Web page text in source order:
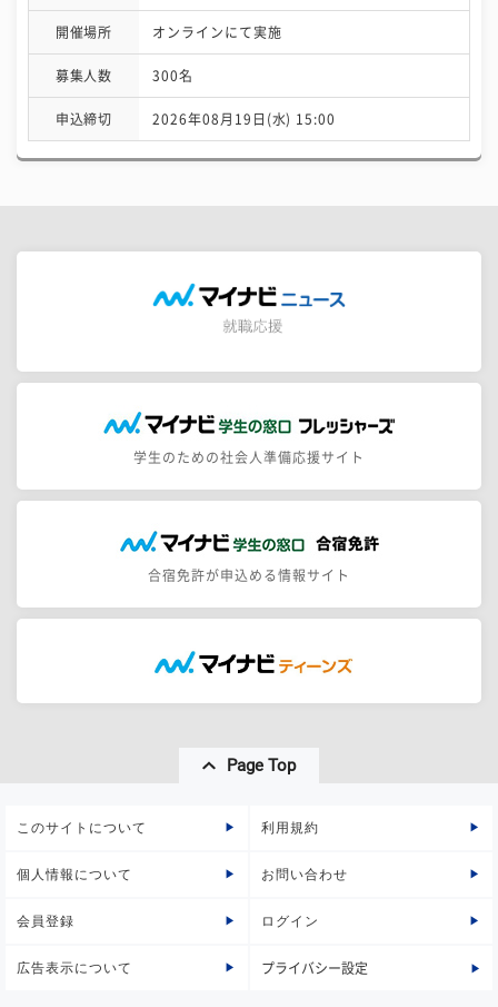
開催場所 オンラインにて実施
募集人数 300名
申込締切 2026年08月19日(水) 15:00
学生のための社会人準備応援サイト
合宿免許が申込める情報サイト
Page Top
このサイトについて 利用規約
個人情報について お問い合わせ
会員登録 ログイン
広告表示について プライバシー設定